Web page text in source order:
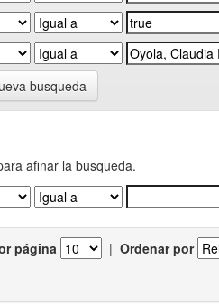
busqueda
afinar la busqueda.
página | Ordenar por